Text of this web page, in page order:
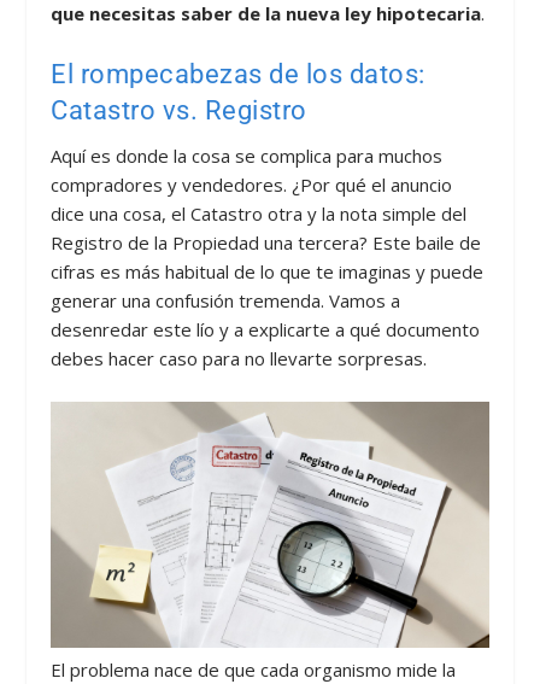
que necesitas saber de la nueva ley hipotecaria.
El rompecabezas de los datos:
Catastro vs. Registro
Aquí es donde la cosa se complica para muchos
compradores y vendedores. ¿Por qué el anuncio
dice una cosa, el Catastro otra y la nota simple del
Registro de la Propiedad una tercera? Este baile de
cifras es más habitual de lo que te imaginas y puede
generar una confusión tremenda. Vamos a
desenredar este lío y a explicarte a qué documento
debes hacer caso para no llevarte sorpresas.
El problema nace de que cada organismo mide la